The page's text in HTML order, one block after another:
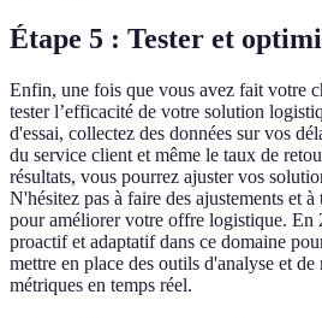
Étape 5 : Tester et
Enfin, une fois que vous avez fait votre
tester l’efficacité de votre solution
d'essai, collectez des données sur vos
du service client et même le taux de
résultats, vous pourrez ajuster vos
N'hésitez pas à faire des ajustements et
pour améliorer votre offre logistique. En
proactif et adaptatif dans ce domaine
mettre en place des outils d'analyse et
métriques en temps réel.